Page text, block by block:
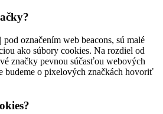
označením web beacons, sú malé
ako súbory cookies. Na rozdiel od
značky pevnou súčasťou webových
budeme o pixelových značkách hovoriť